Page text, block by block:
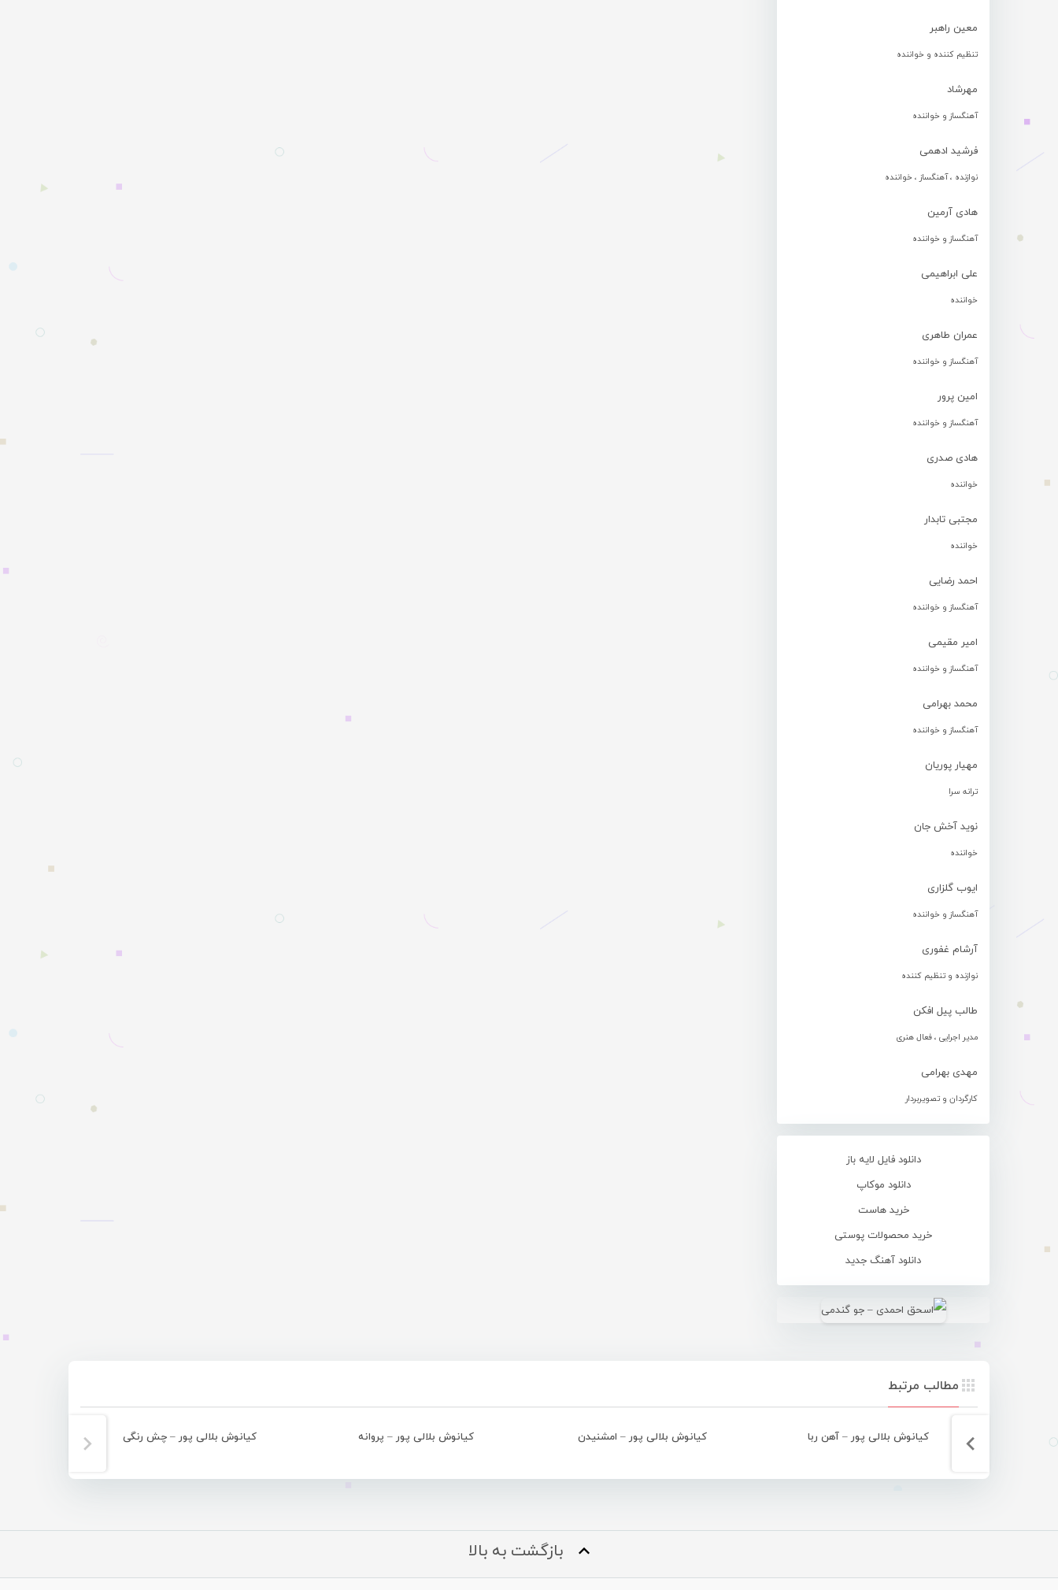
معین راهبر
تنظیم کننده و خواننده
مهرشاد
آهنگساز و خواننده
فرشید ادهمی
نوازنده ، آهنگساز ، خواننده
هادی آرمین
آهنگساز و خواننده
علی ابراهیمی
خواننده
عمران طاهری
آهنگساز و خواننده
امین پرور
آهنگساز و خواننده
هادی صدری
خواننده
مجتبی تابدار
خواننده
احمد رضایی
آهنگساز و خواننده
امیر مقیمی
آهنگساز و خواننده
محمد بهرامی
آهنگساز و خواننده
مهیار پوریان
ترانه سرا
نوید آخش جان
خواننده
ایوب گلزاری
آهنگساز و خواننده
آرشام غفوری
نوازنده و تنظیم کننده
طالب پیل افکن
مدیر اجرایی ، فعال هنری
مهدی بهرامی
کارگردان و تصویربردار
دانلود فایل لایه باز
دانلود موکاپ
خرید هاست
خرید محصولات پوستی
دانلود آهنگ جدید
مطالب مرتبط
کیانوش بلالی پور – آهن ربا کیانوش بلالی پور – امشنیدن کیانوش بلالی پور – پروانه کیانوش بلالی پور – چش رنگی
بازگشت به بالا